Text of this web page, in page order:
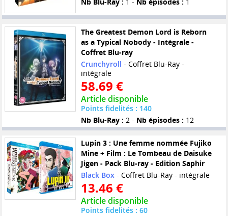
Nb Blu-Ray : 1 - Nb épisodes : 1
The Greatest Demon Lord is Reborn
as a Typical Nobody - Intégrale -
Coffret Blu-ray
Crunchyroll - Coffret Blu-Ray -
intégrale
58.69 €
Article disponible
Points fidelités : 140
Nb Blu-Ray : 2 - Nb épisodes : 12
Lupin 3 : Une femme nommée Fujiko
Mine + Film : Le Tombeau de Daisuke
Jigen - Pack Blu-ray - Edition Saphir
Black Box- Coffret Blu-Ray - intégrale
13.46 €
Article disponible
Points fidelités : 60